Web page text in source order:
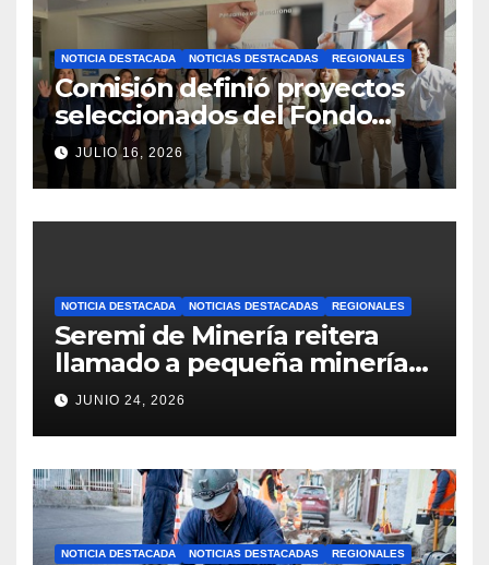
NOTICIA DESTACADA NOTICIAS DESTACADAS REGIONALES
Comisión definió proyectos
seleccionados del Fondo
Concursable 2026 de Nueva
Atacama
JULIO 16, 2026
NOTICIA DESTACADA NOTICIAS DESTACADAS REGIONALES
Seremi de Minería reitera
llamado a pequeña minería
para postulaciones PAMMA
Equipa y Desarrolla 2026
JUNIO 24, 2026
NOTICIA DESTACADA NOTICIAS DESTACADAS REGIONALES